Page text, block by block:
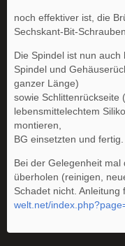
noch effektiver ist, die
Sechskant-Bit-
Die Spindel ist nun auch
Spindel und
ganzer Länge)
sowie Schlittenrückseite
lebensmittelechtem
montieren,
BG einsetzten und fertig.
Bei der Gelegenheit
überholen (reinigen,
Schadet nicht. Anleitung
welt.net/